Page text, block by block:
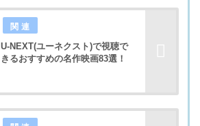
U-NEXT(ユーネクスト)で視聴で
きるおすすめの名作映画83選！